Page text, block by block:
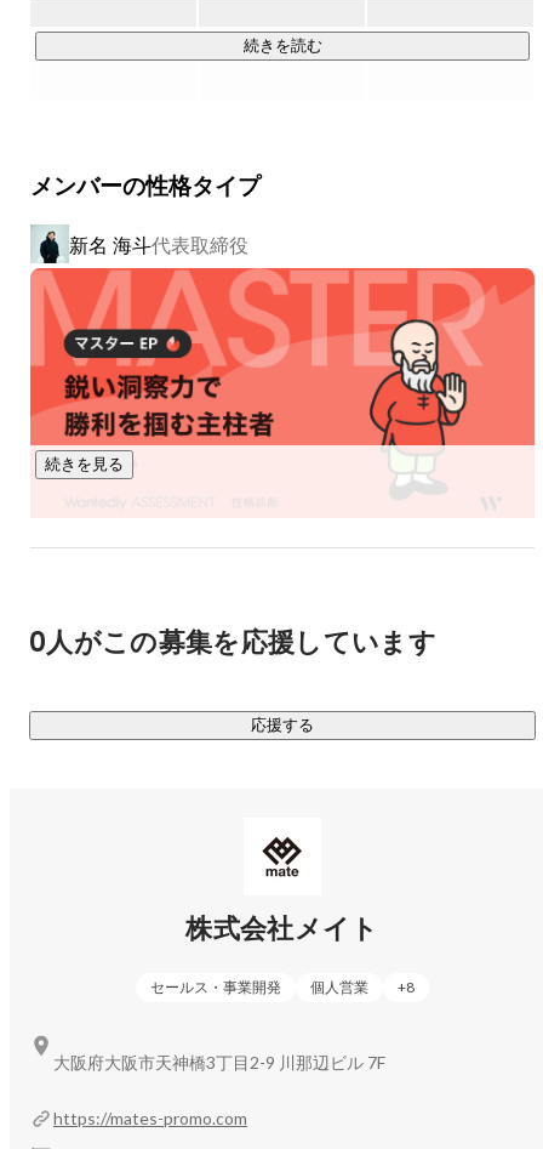
様を解放する事業です。
業種を問わず、バックオフィスから現場業務まで深く入り込
み、最新の各種生成AIを最大限に活用した業務効率化と本質
的な課題解決を実現します。
私たちの強みは、「動くデモ画面」を持って提案する独自ス
タイル。
他社が提案書を持参する場面で、私たちは"動くプロトタイ
プ"を持参します。
AIの力で、これまで1ヶ月かかっていた構築検証が2〜3日で
完了する──このスピード感こそ、私たちの提供価値です。
また、入口は「採用が課題」というご相談でも、ヒアリング
掘り下げてご支援します。
SaaSに業務を合わせる時代から、業務にぴったり合うシステ
案件特性に応じて最適な生成AIを使い分け、クライアント様
にとっての"唯一無二の業務環境"を構築。
ブルーカラー領域に特化した人材紹介事業。「自分のキャリ
ア、このままでいいのかな」と悩む求職者の方に、スピーデ
"求人を埋める"のではなく、"その人の人生を一緒に考える"を
モットーに、求職者・企業双方の本音に寄り添う支援を行っ
続きを読む
メンバーの性格タイプ
新名 海斗代表取締役
コーポレート・スタッフ
続きを見る
0人がこの募集を応援しています
応援する
株式会社メイト
セールス・事業開発 個人営業 +8
https://mates-promo.com
大阪府大阪市天神橋3丁目2-9 川那辺ビル 7F